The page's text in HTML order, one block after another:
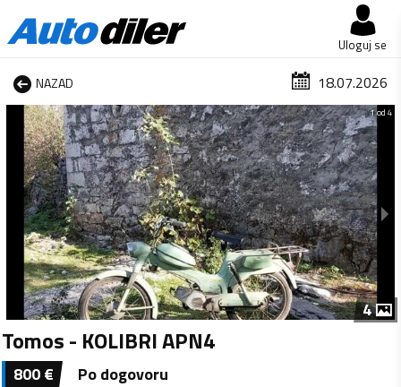
Uloguj se
NAZAD 18.07.2026
1 od 4
4
Tomos - KOLIBRI APN4
800€ Po dogovoru